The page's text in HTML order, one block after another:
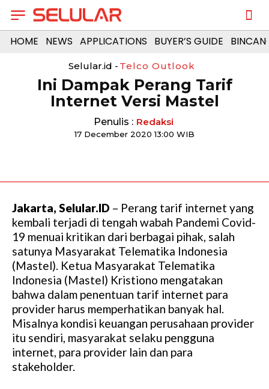
HOME NEWS APPLICATIONS BUYER’S GUIDE
Selular.id - Telco Outlook
Ini Dampak Perang Tarif
Internet Versi Mastel
Penulis : Redaksi
17 December 2020 13:00 WIB
Jakarta, Selular.ID – Perang tarif internet yang
kembali terjadi di tengah wabah Pandemi Covid-
19 menuai kritikan dari berbagai pihak, salah
satunya Masyarakat Telematika Indonesia
(Mastel). Ketua Masyarakat Telematika
Indonesia (Mastel) Kristiono mengatakan
bahwa dalam penentuan tarif internet para
provider harus memperhatikan banyak hal.
Misalnya kondisi keuangan perusahaan provider
itu sendiri, masyarakat selaku pengguna
internet, para provider lain dan para
stakeholder.